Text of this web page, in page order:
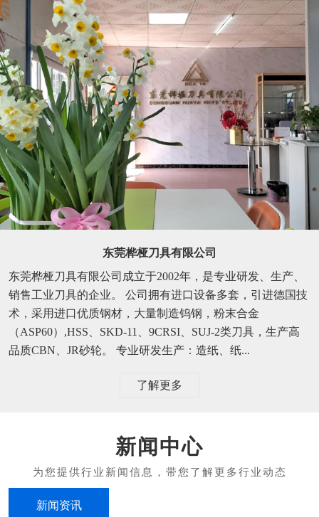
东莞桦桠刀具有限公司
东莞桦桠刀具有限公司成立于2002年，是专业研发、生产、
销售工业刀具的企业。 公司拥有进口设备多套，引进德国技
术，采用进口优质钢材，大量制造钨钢，粉末合金
（ASP60）,HSS、SKD-11、9CRSI、SUJ-2类刀具，生产高
品质CBN、JR砂轮。 专业研发生产：造纸、纸...
了解更多
新闻中心
新闻资讯